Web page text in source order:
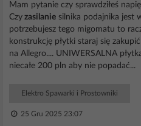
Mam pytanie czy sprawdziłeś
Czy zasilanie silnika podajnika jest
potrzebujesz tego migomatu to
konstrukcję płytki staraj się
na Allegro.... UNIWERSALNA
niecałe 200 pln aby nie popadać...
Elektro Spawarki i Prostowniki
25 Gru 2025 23:07